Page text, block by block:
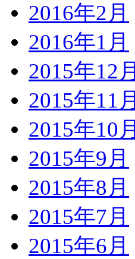
2016年2月
2016年1月
2015年12月
2015年11月
2015年10月
2015年9月
2015年8月
2015年7月
2015年6月